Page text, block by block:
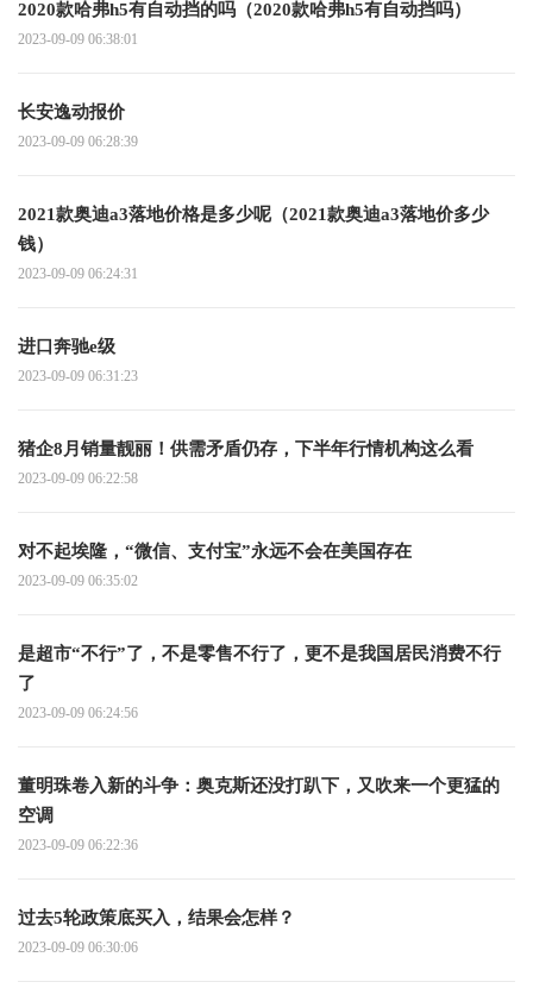
2020款哈弗h5有自动挡的吗（2020款哈弗h5有自动挡吗）
2023-09-09 06:38:01
长安逸动报价
2023-09-09 06:28:39
2021款奥迪a3落地价格是多少呢（2021款奥迪a3落地价多少
钱）
2023-09-09 06:24:31
进口奔驰e级
2023-09-09 06:31:23
猪企8月销量靓丽！供需矛盾仍存，下半年行情机构这么看
2023-09-09 06:22:58
对不起埃隆，“微信、支付宝”永远不会在美国存在
2023-09-09 06:35:02
是超市“不行”了，不是零售不行了，更不是我国居民消费不行
了
2023-09-09 06:24:56
董明珠卷入新的斗争：奥克斯还没打趴下，又吹来一个更猛的
空调
2023-09-09 06:22:36
过去5轮政策底买入，结果会怎样？
2023-09-09 06:30:06